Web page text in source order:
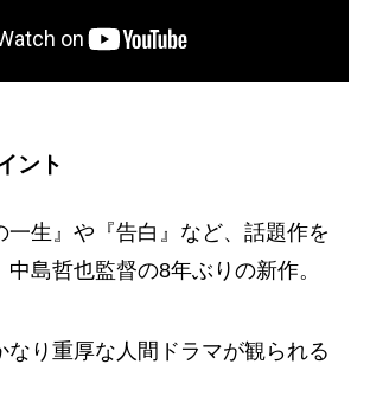
ント
一生』や『告白』など、話題作を
島哲也監督の8年ぶりの新作。
なり重厚な人間ドラマが観られる